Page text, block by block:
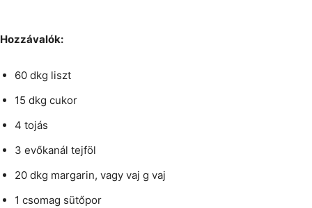
Hozzávalók:
60 dkg liszt
15 dkg cukor
4 tojás
3 evőkanál tejföl
20 dkg margarin, vagy vaj g vaj
1 csomag sütőpor